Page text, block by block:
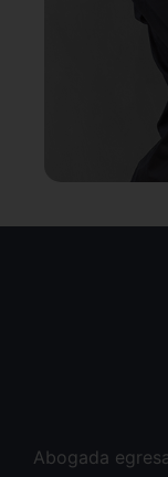
Abogada